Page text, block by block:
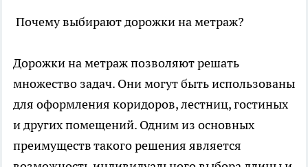
Почему выбирают дорожки на метраж?
Дорожки на метражпозволяют решать
множество задач. Они могут быть использованы
для оформления коридоров, лестниц, гостиных
и других помещений. Одним из основных
преимуществ такого решения является